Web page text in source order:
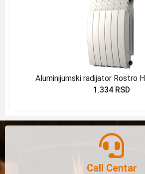
Aluminijumski radijator Rostro
1.334 RSD
Call Centar